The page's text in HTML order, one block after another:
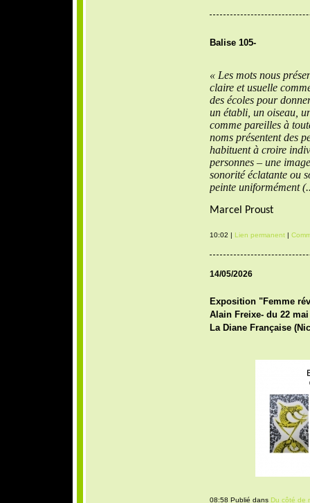
Balise 105-
« Les mots nous
claire et usuelle
des écoles pour
un établi, un oiseau,
comme pareilles à
noms présentent des
habituent à croire
personnes – une
sonorité éclatante ou
peinte uniformément
Marcel Proust
10:02 | Lien permanent|
14/05/2026
Exposition "Femme
Alain Freixe- du 22
La Diane Française
08:58 Publié dans Du côté de